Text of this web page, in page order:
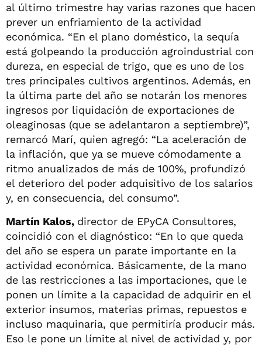
al último trimestre hay varias razones que hacen
prever un enfriamiento de la actividad
económica. “En el plano doméstico, la sequía
está golpeando la producción agroindustrial con
dureza, en especial de trigo, que es uno de los
tres principales cultivos argentinos. Además, en
la última parte del año se notarán los menores
ingresos por liquidación de exportaciones de
oleaginosas (que se adelantaron a septiembre)”,
remarcó Marí, quien agregó: “La aceleración de
la inflación, que ya se mueve cómodamente a
ritmo anualizados de más de 100%, profundizó
el deterioro del poder adquisitivo de los salarios
y, en consecuencia, del consumo”.
Martín Kalos, director de EPyCA Consultores,
coincidió con el diagnóstico: “En lo que queda
del año se espera un parate importante en la
actividad económica. Básicamente, de la mano
de las restricciones a las importaciones, que le
ponen un límite a la capacidad de adquirir en el
exterior insumos, materias primas, repuestos e
incluso maquinaria, que permitiría producir más.
Eso le pone un límite al nivel de actividad y, por